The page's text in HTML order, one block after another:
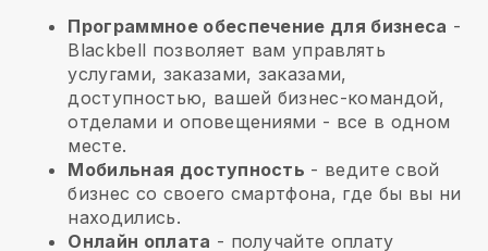
Программное обеспечение для бизнеса -
Blackbell позволяет вам управлять
услугами, заказами, заказами,
доступностью, вашей бизнес-командой,
отделами и оповещениями - все в одном
месте.
Мобильная доступность - ведите свой
бизнес со своего смартфона, где бы вы ни
находились.
Онлайн оплата - получайте оплату